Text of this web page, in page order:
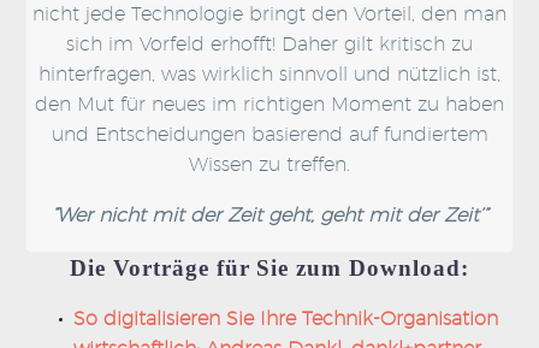
nicht jede Technologie bringt den Vorteil, den man
sich im Vorfeld erhofft! Daher gilt kritisch zu
hinterfragen, was wirklich sinnvoll und nützlich ist,
den Mut für neues im richtigen Moment zu haben
und Entscheidungen basierend auf fundiertem
Wissen zu treffen.
“Wer nicht mit der Zeit geht, geht mit der Zeit’”
Die Vorträge für Sie zum Download:
So digitalisieren Sie Ihre Technik-Organisation